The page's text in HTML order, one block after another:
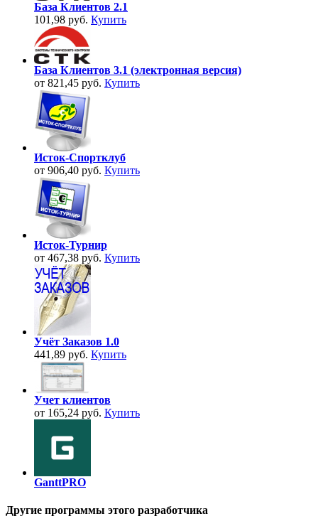
База Клиентов 2.1
101,98 руб. Купить
База Клиентов 3.1 (электронная версия)
от 821,45 руб. Купить
Исток-Спортклуб
от 906,40 руб. Купить
Исток-Турнир
от 467,38 руб. Купить
Учёт Заказов 1.0
441,89 руб. Купить
Учет клиентов
от 165,24 руб. Купить
GanttPRO
Другие программы этого разработчика